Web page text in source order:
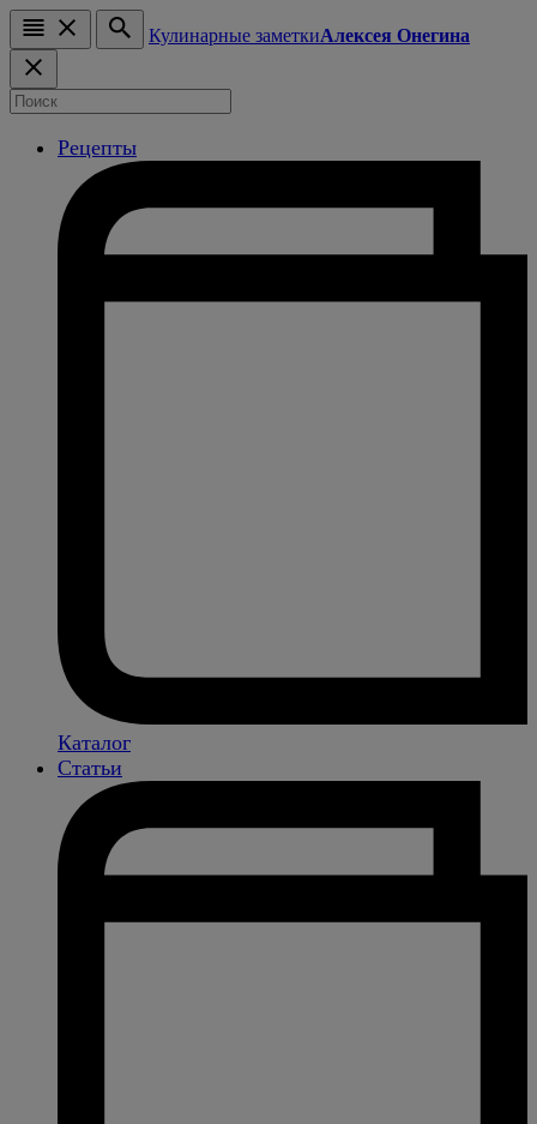
Кулинарные заметкиАлексея Онегина
Рецепты
Каталог
Статьи